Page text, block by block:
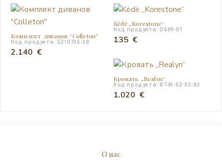
Комплект диванов “Colleton”
Код продукта: 5210735-38
2.140 €
Kėdė „Korestone“
Код продукта: D689-01
135 €
Кровать „Realyn“
Код продукта: B743-52-53-83
1.020 €
О нас